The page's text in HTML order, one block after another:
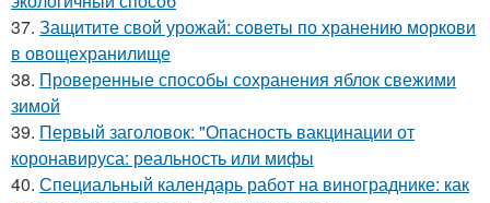
37. Защитите свой урожай: советы по хранению моркови
в овощехранилище
38. Проверенные способы сохранения яблок свежими
зимой
39. Первый заголовок: "Опасность вакцинации от
коронавируса: реальность или мифы
40. Специальный календарь работ на винограднике: как